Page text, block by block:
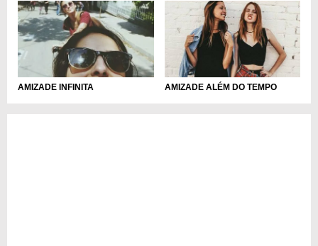
AMIZADE INFINITA AMIZADE ALÉM DO TEMPO